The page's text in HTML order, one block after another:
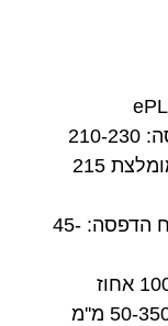
טמפרטורת הדפסה: 210-230
℃ (טמפרטורה מומלצת 215
טמפרטורת משטח הדפסה: 45-
מהירות הדפסה: 50-350 מ''מ